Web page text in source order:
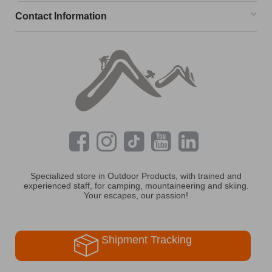
Contact Information
Specialized store in Outdoor Products, with trained and
experienced staff, for camping, mountaineering and skiing.
Your escapes, our passion!
Shipment Tracking